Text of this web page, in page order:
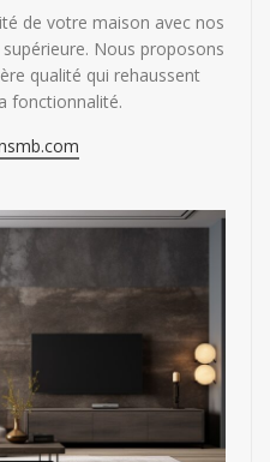
de votre maison avec nos
Nous proposons
qualité qui rehaussent
fonctionnalité.